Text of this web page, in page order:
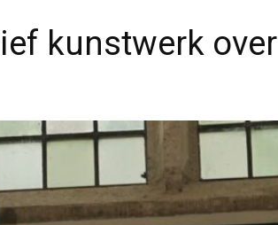
kunstwerk over